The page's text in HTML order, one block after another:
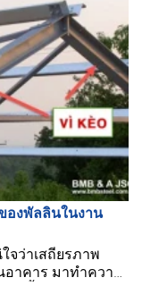
องพัลลินในงาน
ว่าเสถียรภาพ
าคาร มาทำความ